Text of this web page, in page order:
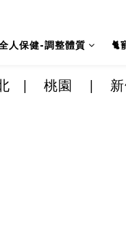
人保健-調整體質 🐈
| 桃園 |